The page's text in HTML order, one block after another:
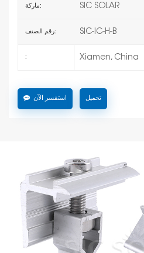
ماركة: SIC SOLAR
رقم الصنف: SIC-IC-H-B
: Xiamen, China
استفسر الآن تحميل